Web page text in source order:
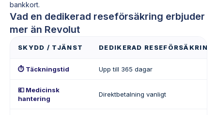
bankkort.
Vad en dedikerad reseförsäkring erbjuder
mer än Revolut
SKYDD / TJÄNST DEDIKERAD
⏱️ Täckningstid Upp till 365 dagar
💶 Medicinsk
hantering
Direktbetalning vanligt